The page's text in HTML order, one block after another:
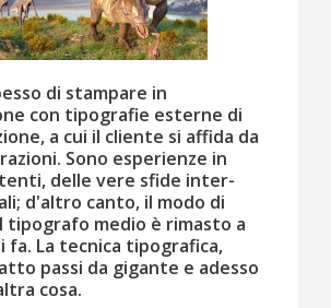
di stampare in
con tipografie esterne di
a cui il cliente si affida da
Sono esperienze in
delle vere sfide inter-
d'altro canto, il modo di
tipografo medio è rimasto a
fa. La tecnica tipografica,
passi da gigante e adesso
cosa.